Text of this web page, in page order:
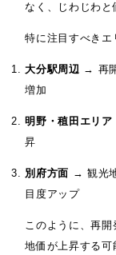
なく、じわじわと
特に注目すべきエ
大分駅周辺 → 再
増加
明野・稙田エリア
昇
別府方面 → 観光
目度アップ
このように、再開
地価が上昇する可